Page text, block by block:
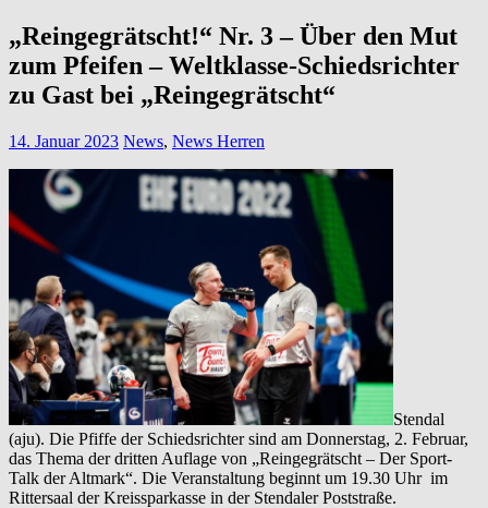
„Reingegrätscht!“ Nr. 3 – Über den Mut
zum Pfeifen – Weltklasse-Schiedsrichter
zu Gast bei „Reingegrätscht“
14. Januar 2023 News, News Herren
Stendal
(aju). Die Pfiffe der Schiedsrichter sind am Donnerstag, 2. Februar,
das Thema der dritten Auflage von „Reingegrätscht – Der Sport-
Talk der Altmark“. Die Veranstaltung beginnt um 19.30 Uhr im
Rittersaal der Kreissparkasse in der Stendaler Poststraße.